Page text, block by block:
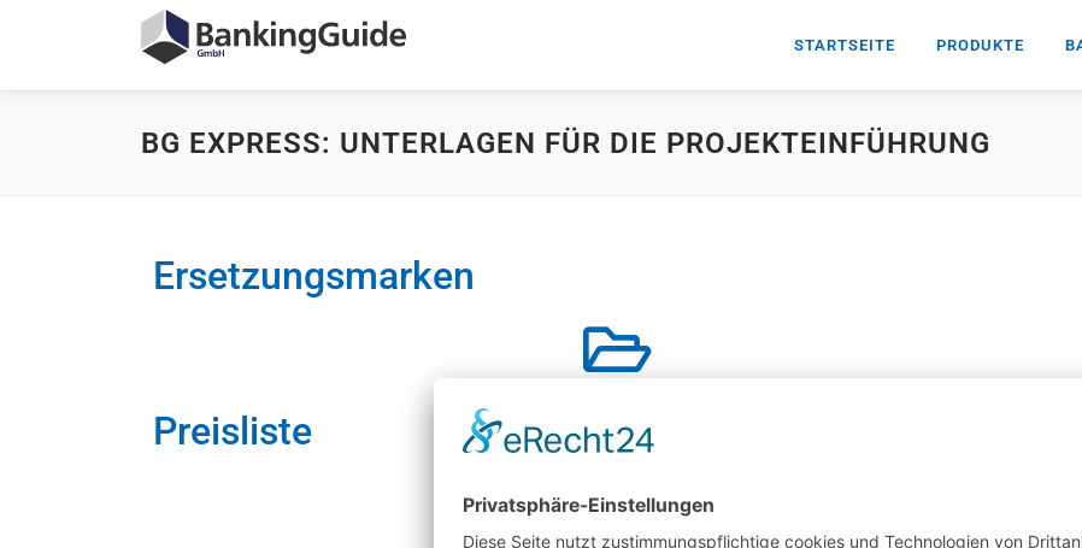
STARTSEITE PRODUKTE
BG EXPRESS: UNTERLAGEN FÜR DIE PROJEKTEINFÜHRUNG
Ersetzungsmarken
Preisliste